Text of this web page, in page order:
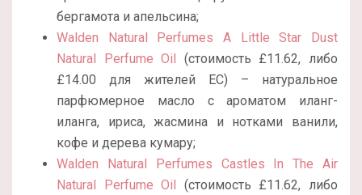
бергамота и апельсина;
Walden Natural Perfumes A Little Star Dust
Natural Perfume Oil (стоимость £11.62, либо
£14.00 для жителей ЕС) – натуральное
парфюмерное масло с ароматом иланг-
иланга, ириса, жасмина и нотками ванили,
кофе и дерева кумару;
Walden Natural Perfumes Castles In The Air
Natural Perfume Oil (стоимость £11.62, либо